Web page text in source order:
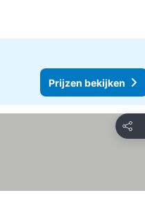
Prijzen bekijken
Delen